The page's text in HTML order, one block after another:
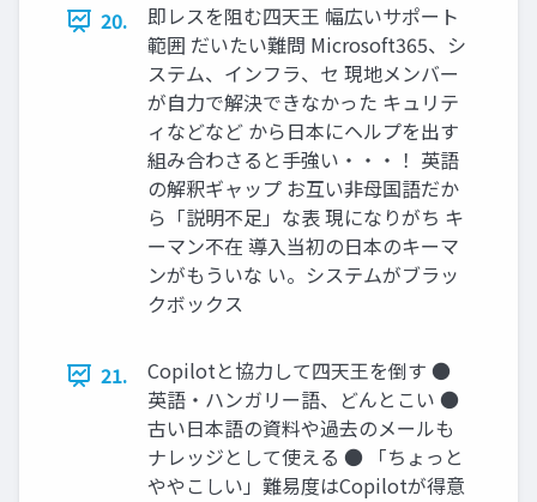
20.
即レスを阻む四天王 幅広いサポート
範囲 だいたい難問 Microsoft365、シ
ステム、インフラ、セ 現地メンバー
が自力で解決できなかった キュリテ
ィなどなど から日本にヘルプを出す
組み合わさると手強い・・・！ 英語
の解釈ギャップ お互い非母国語だか
ら「説明不足」な表 現になりがち キ
ーマン不在 導入当初の日本のキーマ
ンがもういな い。システムがブラッ
クボックス
21.
Copilotと協力して四天王を倒す ●
英語・ハンガリー語、どんとこい ●
古い日本語の資料や過去のメールも
ナレッジとして使える ● 「ちょっと
ややこしい」難易度はCopilotが得意